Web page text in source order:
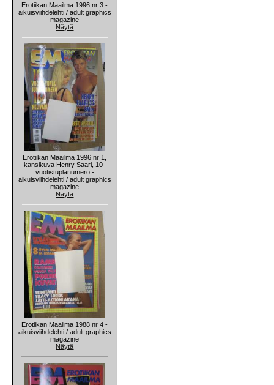
Erotiikan Maailma 1996 nr 3 -
aikuisviihdelehti / adult graphics
magazine
Näytä
Erotiikan Maailma 1996 nr 1,
kansikuva Henry Saari, 10-
vuotistuplanumero -
aikuisviihdelehti / adult graphics
magazine
Näytä
Erotiikan Maailma 1988 nr 4 -
aikuisviihdelehti / adult graphics
magazine
Näytä